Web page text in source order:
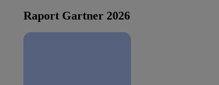
Raport Gartner 2026